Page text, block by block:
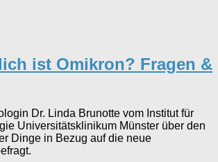
ist Omikron? Fragen &
Dr. Linda Brunotte vom Institut für
Universitätsklinikum Münster über den
Dinge in Bezug auf die neue